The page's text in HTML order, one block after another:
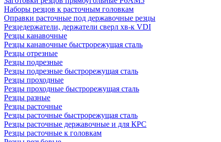
Наборы резцов к расточным головкам
Оправки расточные под державочные резцы
Резцедержатели, держатели сверл хв-к VDI
Резцы канавочные
Резцы канавочные быстрорежущая сталь
Резцы отрезные
Резцы подрезные
Резцы подрезные быстрорежущая сталь
Резцы проходные
Резцы проходные быстрорежущая сталь
Резцы разные
Резцы расточные
Резцы расточные быстрорежущая сталь
Резцы расточные державочные и для КРС
Резцы расточные к головкам